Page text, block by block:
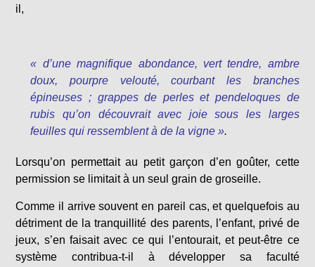
il,
« d’une magnifique abondance, vert tendre, ambre
doux, pourpre velouté, courbant les branches
épineuses ; grappes de perles et pendeloques de
rubis qu’on découvrait avec joie sous les larges
feuilles qui ressemblent à de la vigne ».
Lorsqu’on permettait au petit garçon d’en goûter, cette
permission se limitait à un seul grain de groseille.
Comme il arrive souvent en pareil cas, et quelquefois au
détriment de la tranquillité des parents, l’enfant, privé de
jeux, s’en faisait avec ce qui l’entourait, et peut-être ce
système contribua-t-il à développer sa faculté